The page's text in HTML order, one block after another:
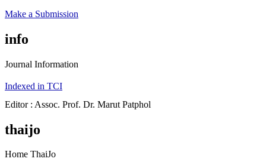
Make a Submission
info
Journal Information
Indexed in TCI
Editor : Assoc. Prof. Dr. Marut Patphol
thaijo
Home ThaiJo